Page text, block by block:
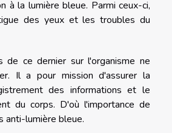
à la lumière bleue. Parmi ceux-ci,
des yeux et les troubles du
de ce dernier sur l'organisme ne
Il a pour mission d'assurer la
des informations et le
du corps. D'où l'importance de
anti-lumière bleue.